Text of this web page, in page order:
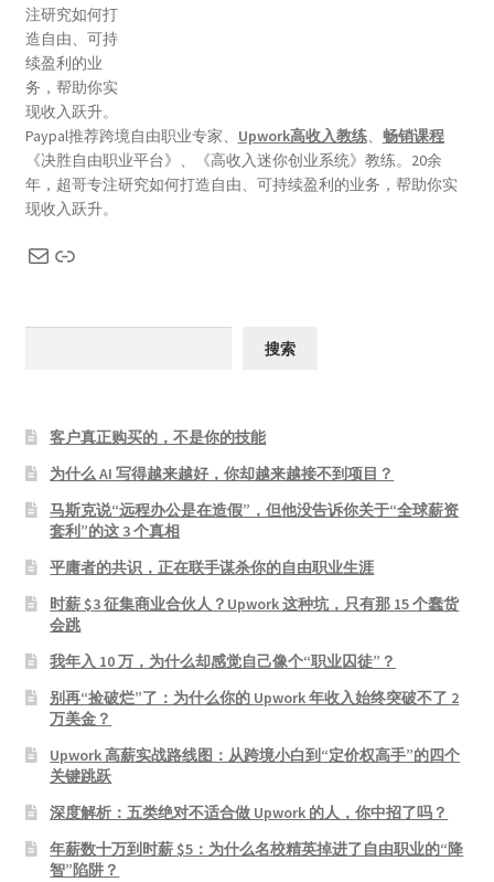
Paypal推荐跨境自由职业专家、 Upwork高收入教练、 畅销课程
《决胜自由职业平台》、《高收入迷你创业系统》教练。20余
年，超哥专注研究如何打造自由、可持续盈利的业务，帮助你实
现收入跃升。
搜索
客户真正购买的，不是你的技能
为什么 AI 写得越来越好，你却越来越接不到项目？
马斯克说“远程办公是在造假”，但他没告诉你关于“全球薪资
套利”的这 3 个真相
平庸者的共识，正在联手谋杀你的自由职业生涯
时薪 $3 征集商业合伙人？Upwork 这种坑，只有那 15 个蠢货
会跳
我年入 10 万，为什么却感觉自己像个“职业囚徒”？
别再“捡破烂”了：为什么你的 Upwork 年收入始终突破不了 2
万美金？
Upwork 高薪实战路线图：从跨境小白到“定价权高手”的四个
关键跳跃
深度解析：五类绝对不适合做 Upwork 的人，你中招了吗？
年薪数十万到时薪 $5：为什么名校精英掉进了自由职业的“降
智”陷阱？